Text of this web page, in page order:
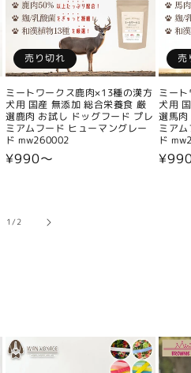
売り切れ
ミートワークス鹿肉×13種の漢方
犬用 国産 無添加 総合栄養食 厳
選鹿肉 お試し ドッグフード プレ
ミアムフード ヒューマングレー
ド mw260002
通
¥990〜
売
ミー
犬用
選馬
ミア
ド
通
1/の
2